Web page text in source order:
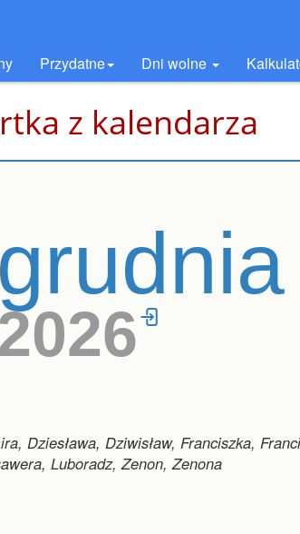
Przydatne Dni wolne
z kalendarza
grudnia
Dziesława, Dziwisław, Franciszka,
Luboradz, Zenon, Zenona